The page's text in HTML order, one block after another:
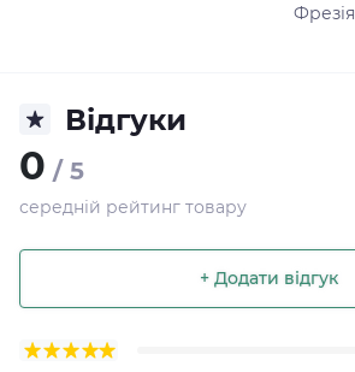
Фрезія
Відгуки
0 / 5
середній рейтинг товару
+ Додати відгук